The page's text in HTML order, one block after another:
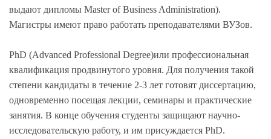
выдают дипломы Master of Business Administration).
Магистры имеют право работать преподавателями ВУЗов.
PhD (Advanced Professional Degree)или профессиональная
квалификация продвинутого уровня. Для получения такой
степени кандидаты в течение 2-3 лет готовят диссертацию,
одновременно посещая лекции, семинары и практические
занятия. В конце обучения студенты защищают научно-
исследовательскую работу, и им присуждается PhD.